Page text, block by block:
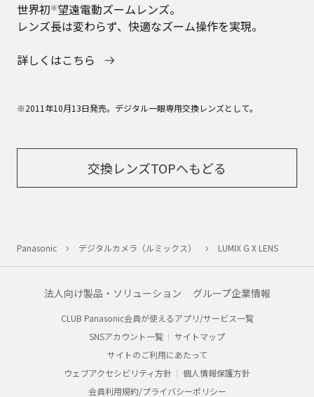
世界初※望遠電動ズームレンズ。
レンズ長は変わらず、快適なズーム操作を実現。
詳しくはこちら
※2011年10月13日発売。デジタル一眼専用交換レンズとして。
交換レンズTOPへもどる
Panasonic デジタルカメラ（ルミックス） LUMIX G X LENS
法人向け製品・ソリューション グループ企業情報
CLUB Panasonic会員が使えるアプリ/サービス一覧
SNSアカウント一覧
サイトマップ
サイトのご利用にあたって
ウェブアクセシビリティ方針
個人情報保護方針
会員利用規約/プライバシーポリシー